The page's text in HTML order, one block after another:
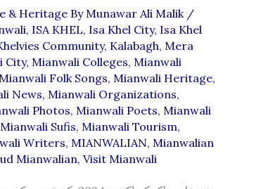
& Heritage By Munawar Ali Malik/
, ISA KHEL, Isa Khel City, Isa Khel
Community, Kalabagh, Mera
City, Mianwali Colleges, Mianwali
Mianwali Folk Songs, Mianwali Heritage,
News, Mianwali Organizations,
Photos, Mianwali Poets, Mianwali
Mianwali Sufis, Mianwali Tourism,
Writers, MIANWALIAN, Mianwalian
Mianwalian, Visit Mianwali